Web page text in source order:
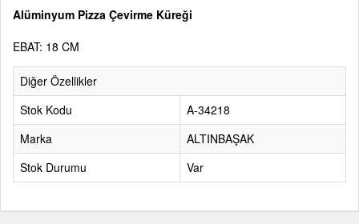
Alüminyum Pizza Çevirme Küreği
EBAT: 18 CM
Diğer Özellikler
Stok Kodu
A-34218
Marka
ALTINBAŞAK
Stok Durumu
Var